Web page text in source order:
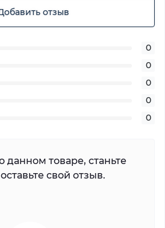
отзыв
0
0
0
0
0
данном товаре, станьте
свой отзыв.